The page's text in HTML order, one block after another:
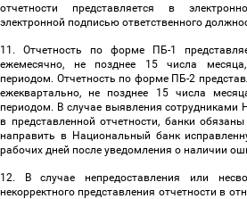
отчетности представляется в
электронной подписью ответственного
11. Отчетность по форме ПБ-1
ежемесячно, не позднее 15 числа
периодом. Отчетность по форме ПБ-2
ежеквартально, не позднее 15 числа
периодом. В случае выявления сотрудниками
в представленной отчетности, банки
направить в Национальный банк
рабочих дней после уведомления о наличии
12. В случае непредоставления или
некорректного представления отчетности в